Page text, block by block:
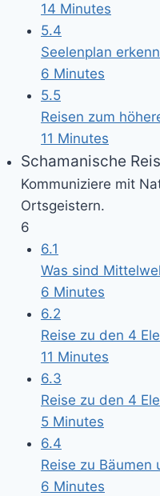
14 Minutes
5.4
Seelenplan
6 Minutes
5.5
Reisen zum
11 Minutes
Schamanische
Kommuniziere mit
Ortsgeistern.
6
6.1
Was sind
6 Minutes
6.2
Reise zu den 4
11 Minutes
6.3
Reise zu den 4
5 Minutes
6.4
Reise zu Bäumen
6 Minutes